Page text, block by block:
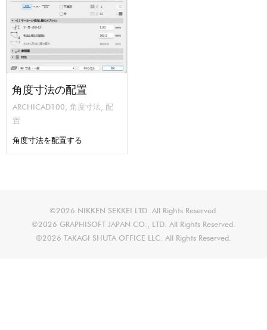
角度寸法の配置
ARCHICAD100 , 角度寸法, 配
置
角度寸法を配置する
©2026 NIKKEN SEKKEI LTD. All Rights Reserved.
©2026 GRAPHISOFT JAPAN CO., LTD. All Rights Reserved.
©2026 TAKAGI SHUTA OFFICE LLC. All Rights Reserved.